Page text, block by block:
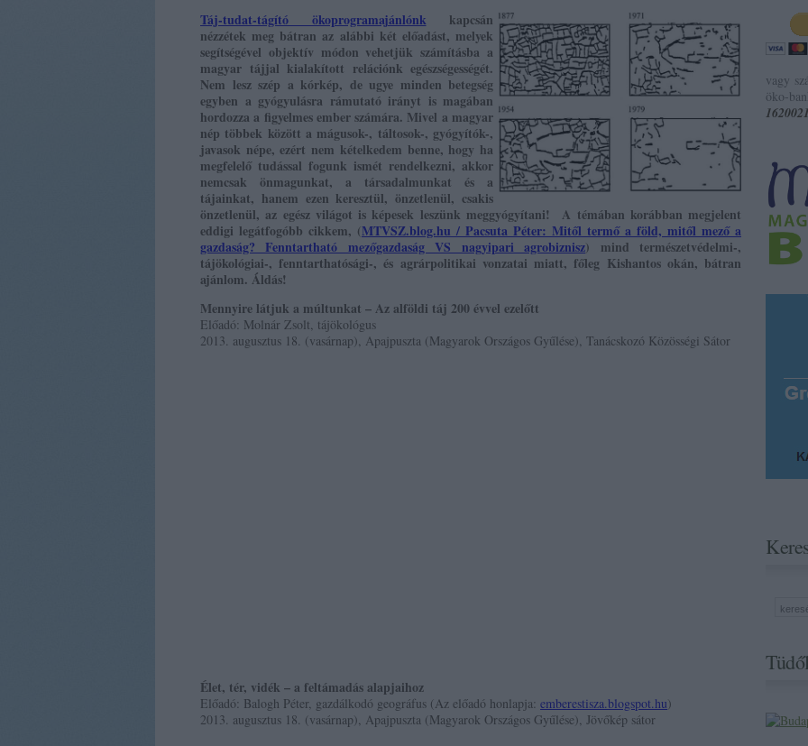
Táj-tudat-tágító ökoprogramajánlónk
kapcsán
nézzétek meg bátran az alábbi két előadást, melyek
segítségével objektív módon vehetjük számításba a
magyar tájjal kialakított relációnk egészségességét.
Nem lesz szép a kórkép, de ugye minden betegség
egyben a gyógyulásra rámutató irányt is magában
hordozza a figyelmes ember számára. Mivel a magyar
nép többek között a mágusok-, táltosok-, gyógyítók-,
javasok népe, ezért nem kételkedem benne, hogy ha
megfelelő tudással fogunk ismét rendelkezni, akkor
nemcsak önmagunkat, a társadalmunkat és a
tájainkat, hanem ezen keresztül, önzetlenül, csakis
önzetlenül, az egész világot is képesek leszünk meggyógyítani! A témában korábban megjelent
eddigi legátfogóbb cikkem, (MTVSZ.blog.hu / Pacsuta Péter: Mitől termő a föld, mitől mező a
gazdaság? Fenntartható mezőgazdaság VS nagyipari agrobiznisz) mind természetvédelmi-,
tájökológiai-, fenntarthatósági-, és agrárpolitikai vonzatai miatt, főleg Kishantos okán, bátran
ajánlom. Áldás!
Mennyire látjuk a múltunkat – Az alföldi táj 200 évvel ezelőtt
Előadó: Molnár Zsolt, tájökológus
2013. augusztus 18. (vasárnap), Apajpuszta (Magyarok Országos Gyűlése), Tanácskozó Közösségi Sátor
Élet, tér, vidék – a feltámadás alapjaihoz
Előadó: Balogh Péter, gazdálkodó geográfus (Az előadó honlapja: emberestisza.blogspot.hu)
2013. augusztus 18. (vasárnap), Apajpuszta (Magyarok Országos Gyűlése), Jövőkép sátor
vagy
öko-